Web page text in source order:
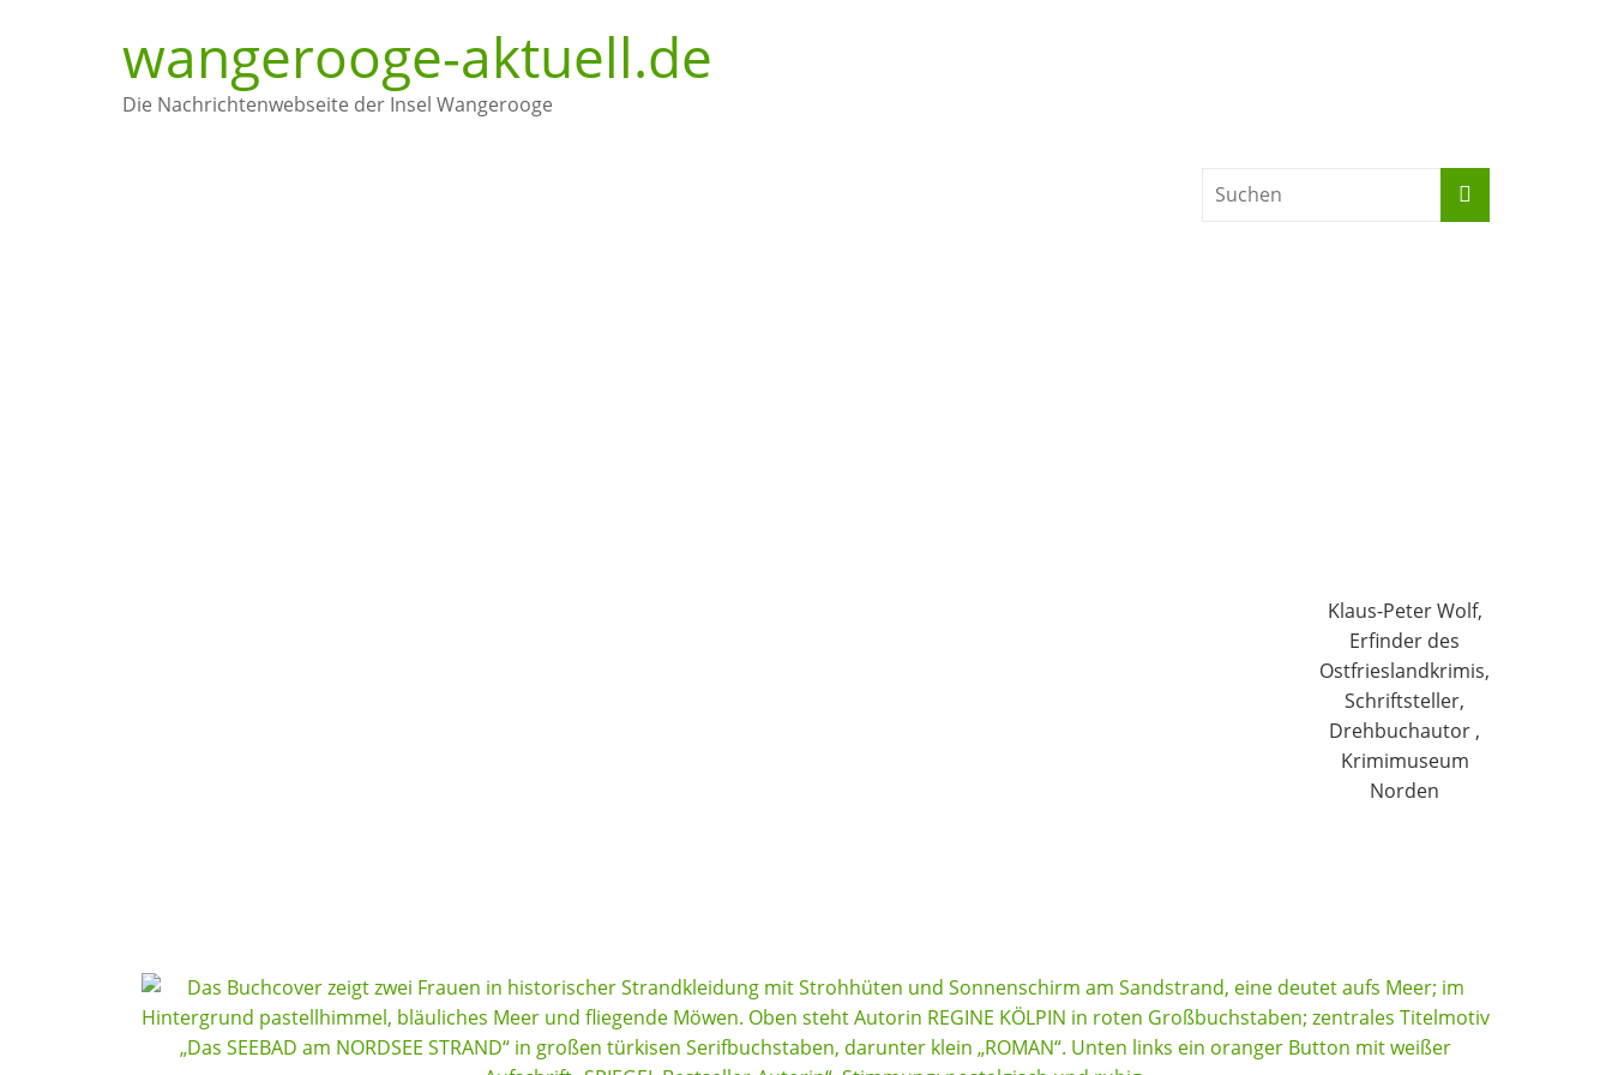
wangerooge-aktuell.de
Die Nachrichtenwebseite der Insel Wangerooge
Klaus-Peter Wolf,
Erfinder des
Ostfrieslandkrimis,
Schriftsteller,
Drehbuchautor ,
Krimimuseum
Norden